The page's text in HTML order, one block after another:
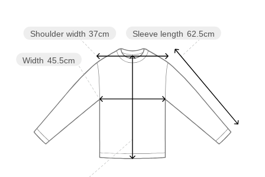
【注意事項】
※商品を使用前に、タグ等に記載されている「取り扱い上の注意
書き」、「洗濯表示」を必ずご確認ください。
※商品画像は、光の当たり具合やパソコンなどの閲覧環境によ
り、実際の色味と異なって見える場合がございます。あらかじめ
ご了承ください。
※商品の色味の目安は、商品単体の画像をご参照ください。
※モデル着用画像の商品はサンプルです。実際の商品と色味、仕
様、加工、サイズ、素材等が若干異なる場合がございます。
店舗へお問い合わせの際は、全国のUNITED ARROWS各店舗ま
で下記の品名/品番をお申し付けください。
Sleeve length 62.5cm
Width 45.5cm
Shoulder width 37cm